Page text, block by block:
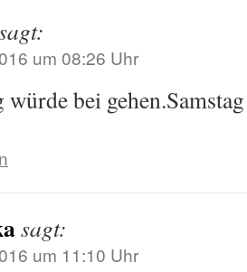
um 08:26 Uhr
würde bei
sagt:
um 11:10 Uhr